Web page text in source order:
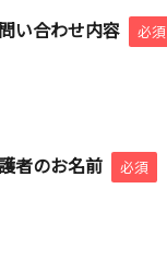
い合わせ内容 必須
者のお名前 必須